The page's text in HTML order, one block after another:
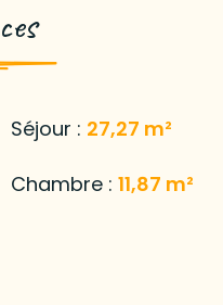
Séjour : 27,27 m²
Chambre : 11,87 m²